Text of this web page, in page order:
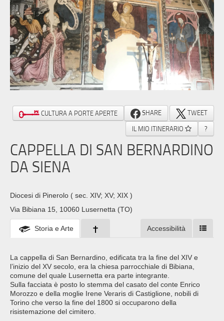
CULTURA A PORTE APERTE SHARE
TWEET
IL MIO ITINERARIO
?
CAPPELLA DI SAN BERNARDINO
DA SIENA
Diocesi di Pinerolo ( sec. XIV; XV; XIX )
Via Bibiana 15, 10060 Lusernetta (TO)
Storia e Arte Accessibilità
La cappella di San Bernardino, edificata tra la fine del XIV e
l’inizio del XV secolo, era la chiesa parrocchiale di Bibiana,
comune del quale Lusernetta era parte integrante.
Sulla facciata è posto lo stemma del casato del conte Enrico
Morozzo e della moglie Irene Veraris di Castiglione, nobili di
Torino che verso la fine del 1800 si occuparono della
risistemazione del cimitero.